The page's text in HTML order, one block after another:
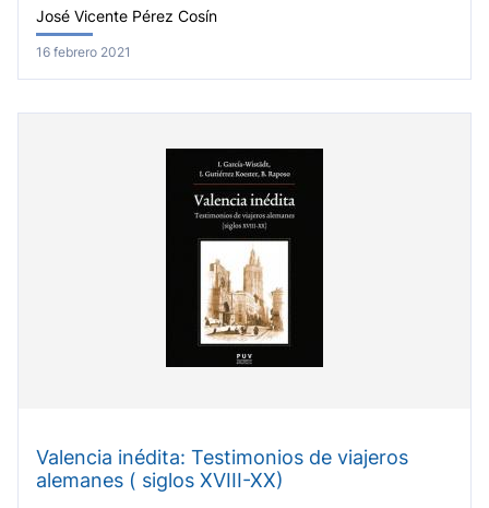
José Vicente Pérez Cosín
16 febrero 2021
Valencia inédita: Testimonios de viajeros
alemanes ( siglos XVIII-XX)